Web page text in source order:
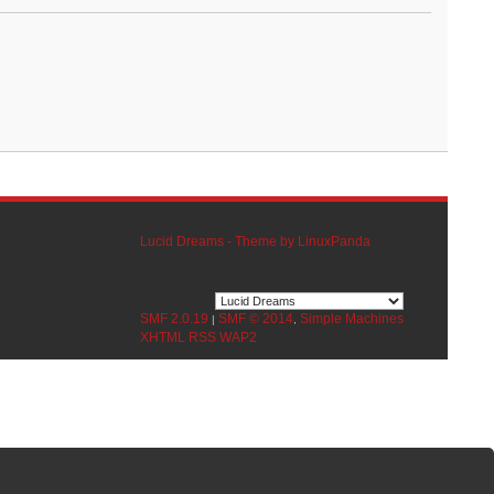
Lucid Dreams - Theme by LinuxPanda
SMF 2.0.19 | SMF © 2014, Simple Machines
XHTML
RSS WAP2